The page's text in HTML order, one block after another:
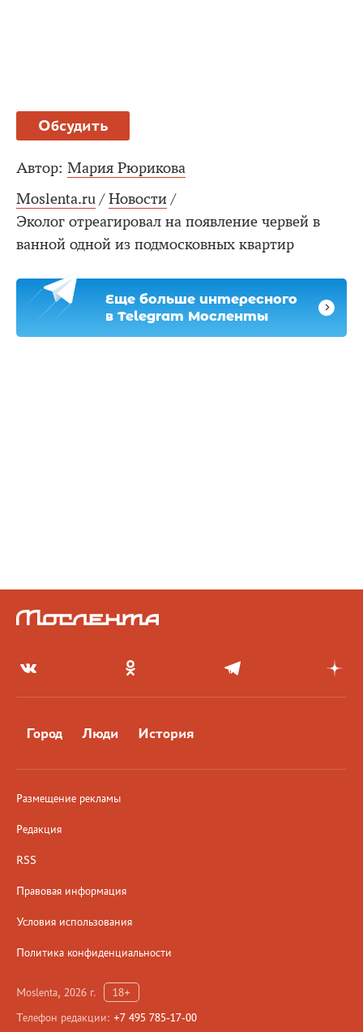
Обсудить
Автор: Мария Рюрикова
Moslenta.ru / Новости /
Эколог отреагировал на появление червей в
ванной одной из подмосковных квартир
Еще больше интересного
в Telegram Мосленты
Город Люди История
Размещение рекламы
Редакция
RSS
Правовая информация
Условия использования
Политика конфиденциальности
Moslenta, 2026 г.
18+
Телефон редакции: +7 495 785-17-00